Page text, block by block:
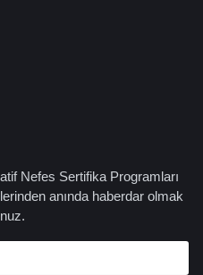
Nefes Sertifika Programları
anında haberdar olmak